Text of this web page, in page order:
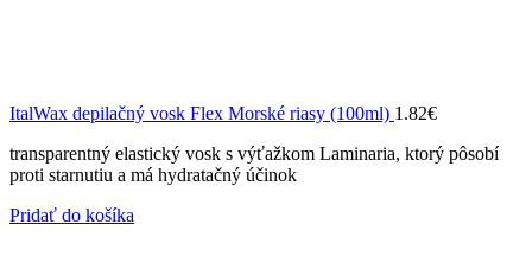
ItalWax depilačný vosk Flex Morské riasy (100ml) 1.82€
transparentný elastický vosk s výťažkom Laminaria, ktorý pôsobí
proti starnutiu a má hydratačný účinok
Pridať do košíka